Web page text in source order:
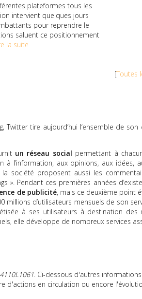
plateformes tous les
intervient quelques jours
pour reprendre le
saluent ce positionnement
la suite
[Toutes
tire aujourd’hui l’ensemble de son
un réseau social permettant à
l’information, aux opinions, aux idées,
société proposent aussi les
». Pendant ces premières années
de publicité, mais ce deuxième point
d’utilisateurs mensuels de son
à ses utilisateurs à destination des
elle développe de nombreux services
. Ci-dessous d'autres
d'actions en circulation ou encore